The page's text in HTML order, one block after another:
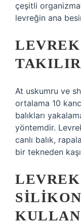
çeşitli
levreğin ana
At uskumru ve
ortalama 10
balıkları
yöntemdir.
canlı balık,
bir tekneden